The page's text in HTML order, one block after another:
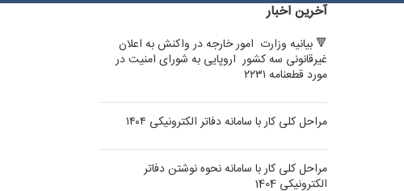
آخرین اخبار
🔻 بیانیه وزارت امور خارجه در واکنش به اعلان
غیرقانونی سه کشور اروپایی به شورای امنیت در
مورد قطعنامه ۲۲۳۱
مراحل کلی کار با سامانه دفاتر الکترونیکی ۱۴۰۴
مراحل کلی کار با سامانه نحوه نوشتن دفاتر
الکترونیکی 1404